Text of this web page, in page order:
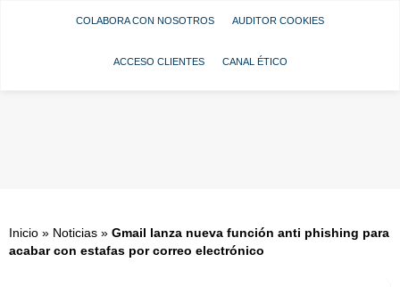
COLABORA CON NOSOTROS AUDITOR COOKIES
ACCESO CLIENTES CANAL ÉTICO
Inicio » Noticias » Gmail lanza nueva función anti phishing para
acabar con estafas por correo electrónico